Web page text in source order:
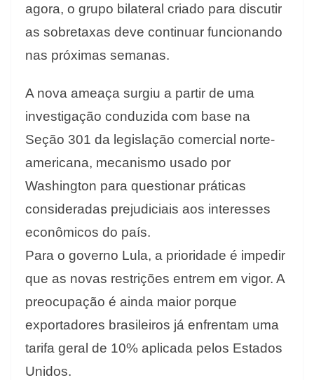
agora, o grupo bilateral criado para discutir
as sobretaxas deve continuar funcionando
nas próximas semanas.
A nova ameaça surgiu a partir de uma
investigação conduzida com base na
Seção 301 da legislação comercial norte-
americana, mecanismo usado por
Washington para questionar práticas
consideradas prejudiciais aos interesses
econômicos do país.
Para o governo Lula, a prioridade é impedir
que as novas restrições entrem em vigor. A
preocupação é ainda maior porque
exportadores brasileiros já enfrentam uma
tarifa geral de 10% aplicada pelos Estados
Unidos.